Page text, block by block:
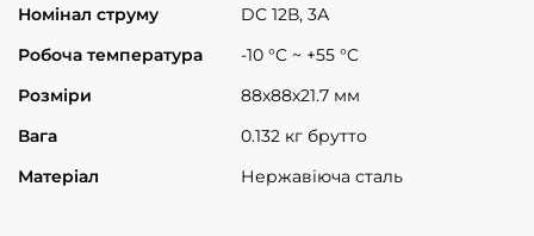
Номінал струму
DC 12В, 3А
Робоча температура
-10 °C ~ +55 °C
Розміри
88х88х21.7 мм
Вага
0.132 кг брутто
Матеріал
Нержавіюча сталь